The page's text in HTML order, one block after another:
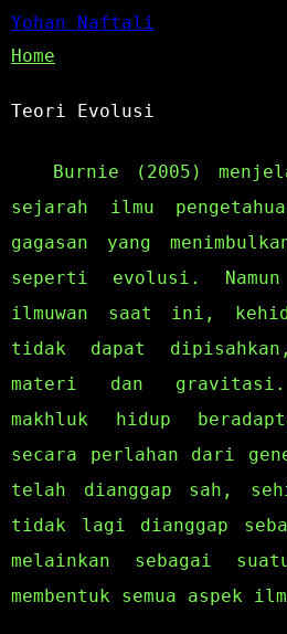
Yohan Naftali
Home
Teori Evolusi
Burnie (2005)
sejarah ilmu
gagasan yang
seperti evolusi. Namun
ilmuwan saat ini,
tidak dapat
materi dan gravitasi.
makhluk hidup
secara perlahan dari
telah dianggap sah,
tidak lagi dianggap
melainkan sebagai
membentuk semua aspek